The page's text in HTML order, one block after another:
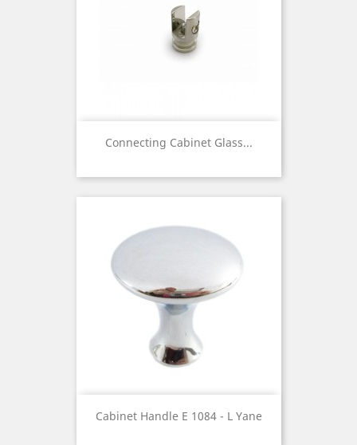
Connecting Cabinet Glass...
Cabinet Handle E 1084 - L Yane